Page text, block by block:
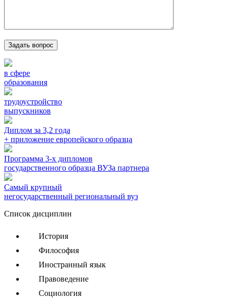
в сфере
образования
трудоустройство
выпускников
Диплом за 3,2 года
+ приложение европейского образца
Программа 3-х дипломов
государственного образца ВУЗа партнера
Самый крупный
негосударственный региональный вуз
Список дисциплин
История
Философия
Иностранный язык
Правоведение
Социология